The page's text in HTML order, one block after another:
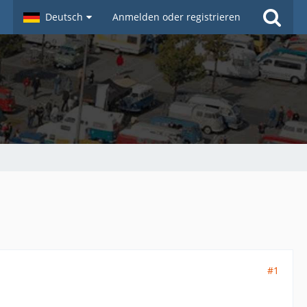
Deutsch Anmelden oder registrieren
#1